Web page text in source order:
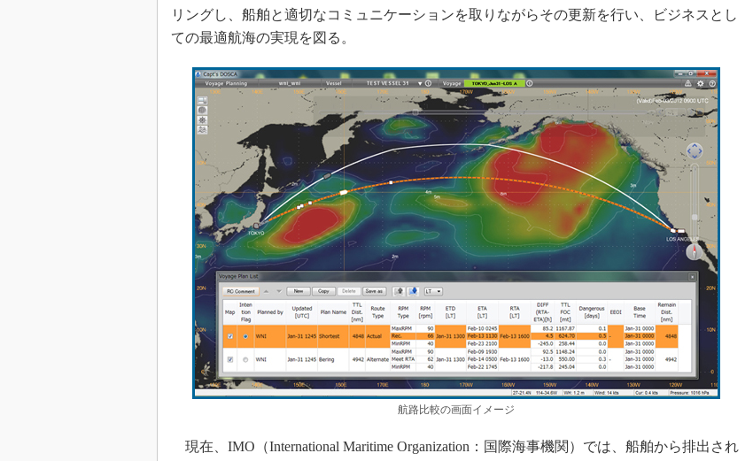
リングし、船舶と適切なコミュニケーションを取りながらその更新を行い、ビジネスとし
ての最適航海の実現を図る。
航路比較の画面イメージ
現在、IMO（International Maritime Organization：国際海事機関）では、船舶から排出され